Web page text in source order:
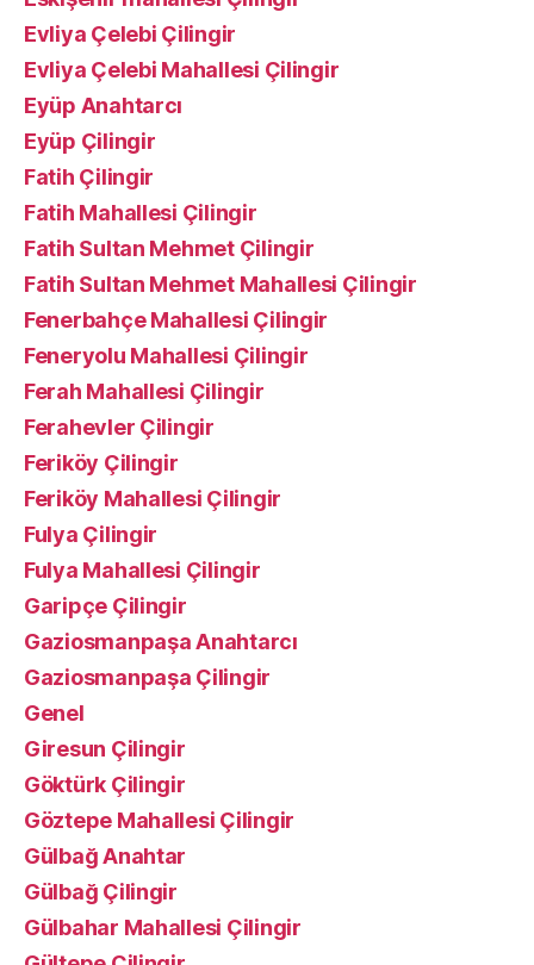
Evliya Çelebi Çilingir
Evliya Çelebi Mahallesi Çilingir
Eyüp Anahtarcı
Eyüp Çilingir
Fatih Çilingir
Fatih Mahallesi Çilingir
Fatih Sultan Mehmet Çilingir
Fatih Sultan Mehmet Mahallesi Çilingir
Fenerbahçe Mahallesi Çilingir
Feneryolu Mahallesi Çilingir
Ferah Mahallesi Çilingir
Ferahevler Çilingir
Feriköy Çilingir
Feriköy Mahallesi Çilingir
Fulya Çilingir
Fulya Mahallesi Çilingir
Garipçe Çilingir
Gaziosmanpaşa Anahtarcı
Gaziosmanpaşa Çilingir
Genel
Giresun Çilingir
Göktürk Çilingir
Göztepe Mahallesi Çilingir
Gülbağ Anahtar
Gülbağ Çilingir
Gülbahar Mahallesi Çilingir